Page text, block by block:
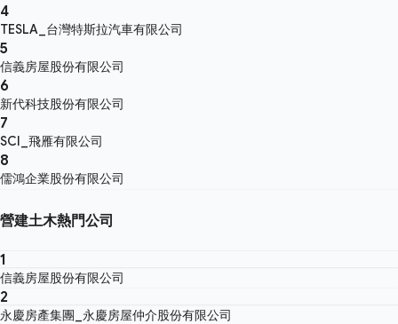
4
TESLA_台灣特斯拉汽車有限公司
5
信義房屋股份有限公司
6
新代科技股份有限公司
7
SCI_飛雁有限公司
8
儒鴻企業股份有限公司
營建土木熱門公司
1
信義房屋股份有限公司
2
永慶房產集團_永慶房屋仲介股份有限公司